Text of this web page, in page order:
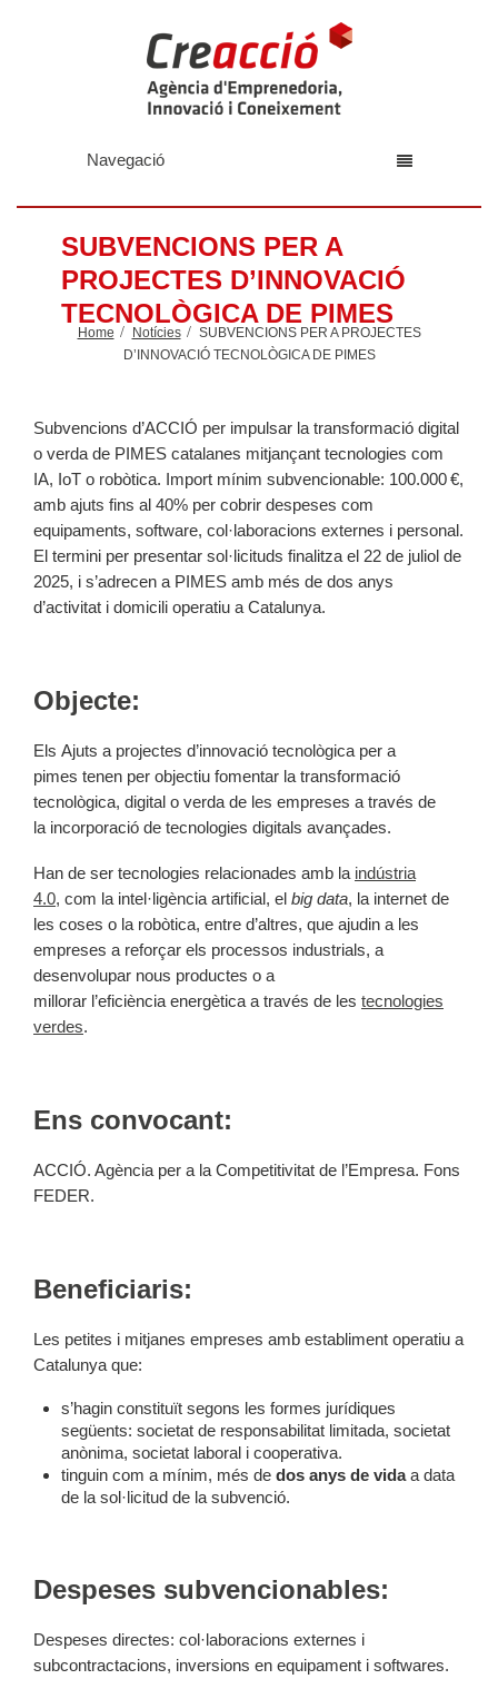
Navegació
SUBVENCIONS PER A
PROJECTES D’INNOVACIÓ
TECNOLÒGICA DE PIMES
Home Notícies
SUBVENCIONS PER A PROJECTES
D’INNOVACIÓ TECNOLÒGICA DE PIMES
Subvencions d’ACCIÓ per impulsar la transformació digital
o verda de PIMES catalanes mitjançant tecnologies com
IA, IoT o robòtica. Import mínim subvencionable: 100.000 €,
amb ajuts fins al 40% per cobrir despeses com
equipaments, software, col·laboracions externes i personal.
El termini per presentar sol·licituds finalitza el 22 de juliol de
2025, i s’adrecen a PIMES amb més de dos anys
d’activitat i domicili operatiu a Catalunya.
Objecte:
Els Ajuts a projectes d’innovació tecnològica per a
pimes tenen per objectiu fomentar la transformació
tecnològica, digital o verda de les empreses a través de
la incorporació de tecnologies digitals avançades.
Han de ser tecnologies relacionades amb la indústria
4.0, com la intel·ligència artificial, el big data, la internet de
les coses o la robòtica, entre d’altres, que ajudin a les
empreses a reforçar els processos industrials, a
desenvolupar nous productes o a
millorar l’eficiència energètica a través de les tecnologies
verdes.
Ens convocant:
ACCIÓ. Agència per a la Competitivitat de l’Empresa. Fons
FEDER.
Beneficiaris:
Les petites i mitjanes empreses amb establiment operatiu a
Catalunya que:
s’hagin constituït segons les formes jurídiques
següents: societat de responsabilitat limitada, societat
anònima, societat laboral i cooperativa.
tinguin com a mínim, més de dos anys de vidaa data
de la sol·licitud de la subvenció.
Despeses subvencionables:
Despeses directes: col·laboracions externes i
subcontractacions, inversions en equipament i softwares.